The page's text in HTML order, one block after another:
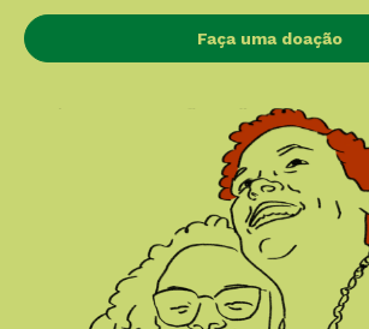
Faça uma doação